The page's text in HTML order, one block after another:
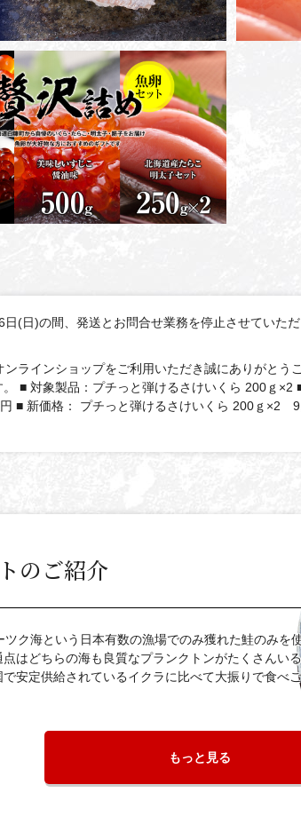
日(日)の間、発送とお問合せ業務を停止させていた
ンラインショップをご利用いただき誠にありがと
■ 対象製品：プチっと弾けるさけいくら 200ｇ×2
■ 新価格： プチっと弾けるさけいくら 200ｇ
のご紹介
ク海という日本有数の漁場でのみ獲れた鮭のみを
はどちらの海も良質なプランクトンがたくさんい
安定供給されているイクラに比べて大振りで食べ
もっと見る